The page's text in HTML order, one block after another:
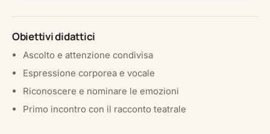
Obiettivi didattici
Ascolto e attenzione condivisa
Espressione corporea e vocale
Riconoscere e nominare le emozioni
Primo incontro con il racconto teatrale